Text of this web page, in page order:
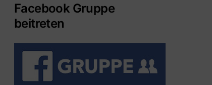
Facebook Gruppe
beitreten